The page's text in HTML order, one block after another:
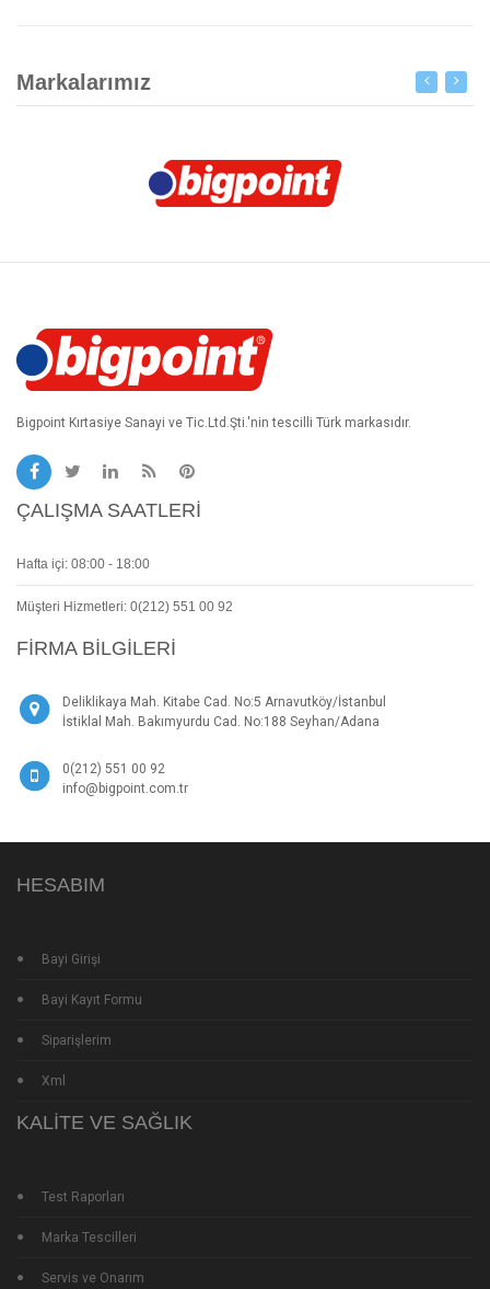
Markalarımız
Bigpoint Kırtasiye Sanayi ve Tic.Ltd.Şti.'nin tescilli Türk markasıdır.
ÇALIŞMA SAATLERI
Hafta içi: 08:00 - 18:00
Müşteri Hizmetleri: 0(212) 551 00 92
FIRMA BILGILERI
Deliklikaya Mah. Kitabe Cad. No:5 Arnavutköy/İstanbul
İstiklal Mah. Bakımyurdu Cad. No:188 Seyhan/Adana
0(212) 551 00 92
info@bigpoint.com.tr
HESABIM
Bayi Girişi
Bayi Kayıt Formu
Siparişlerim
Xml
KALITE VE SAĞLIK
Test Raporları
Marka Tescilleri
Servis ve Onarım